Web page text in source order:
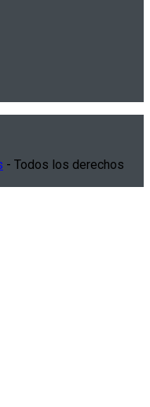
- Todos los derechos